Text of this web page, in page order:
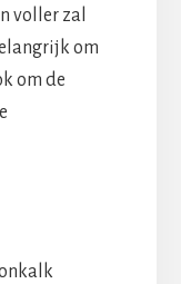
voller zal
om
om de